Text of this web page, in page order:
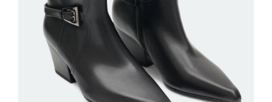
ДОБАВИТЬ В КОРЗИНУ
36
37 38 39 40